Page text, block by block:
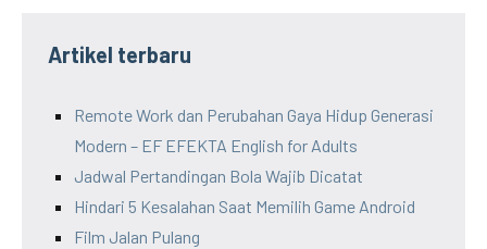
Artikel terbaru
Remote Work dan Perubahan Gaya Hidup Generasi
Modern – EF EFEKTA English for Adults
Jadwal Pertandingan Bola Wajib Dicatat
Hindari 5 Kesalahan Saat Memilih Game Android
Film Jalan Pulang